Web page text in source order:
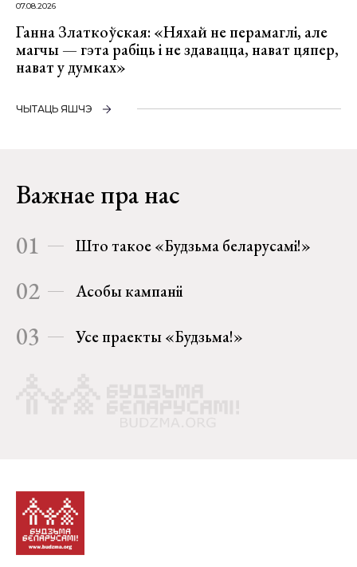
07.08.2026
Ганна Златкоўская: «Няхай не перамаглі, але
магчы — гэта рабіць і не здавацца, нават цяпер,
нават у думках»
ЧЫТАЦЬ ЯШЧЭ
Важнае пра нас
01 Што такое «Будзьма беларусамі!»
02 Асобы кампаніі
03 Усе праекты «Будзьма!»